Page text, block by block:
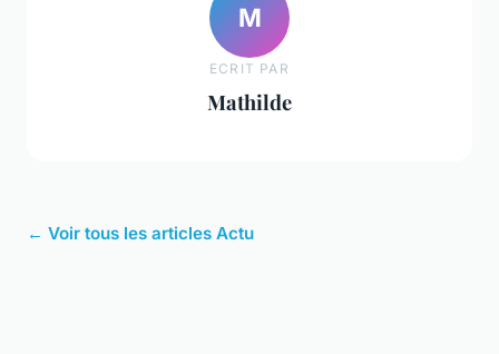
M
ECRIT PAR
Mathilde
← Voir tous les articles Actu